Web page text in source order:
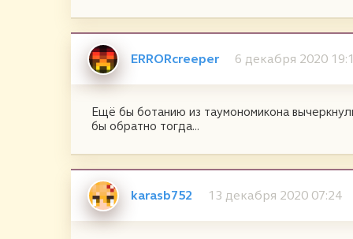
ERRORcreeper 6 декабря 2020
Ещё бы ботанию из таумономикона
бы обратно тогда...
karasb752 13 декабря 2020 07:24